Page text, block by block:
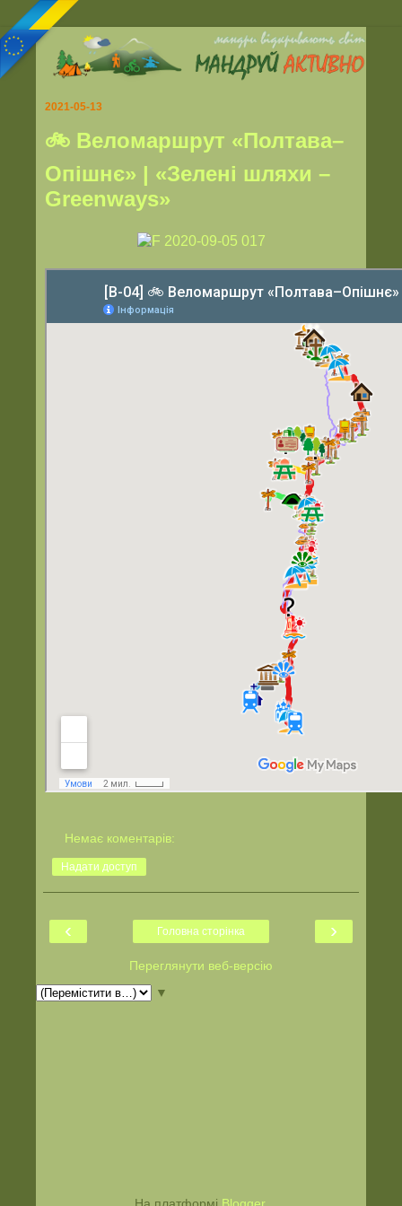
2021-05-13
🚲 Веломаршрут «Полтава–
Опішнє» | «Зелені шляхи –
Greenways»
Немає коментарів:
Надати доступ
‹ ›
Головна сторінка
Переглянути веб-версію
▼